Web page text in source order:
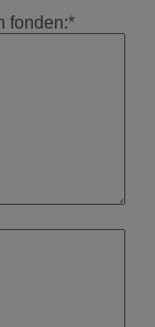
fonden:*